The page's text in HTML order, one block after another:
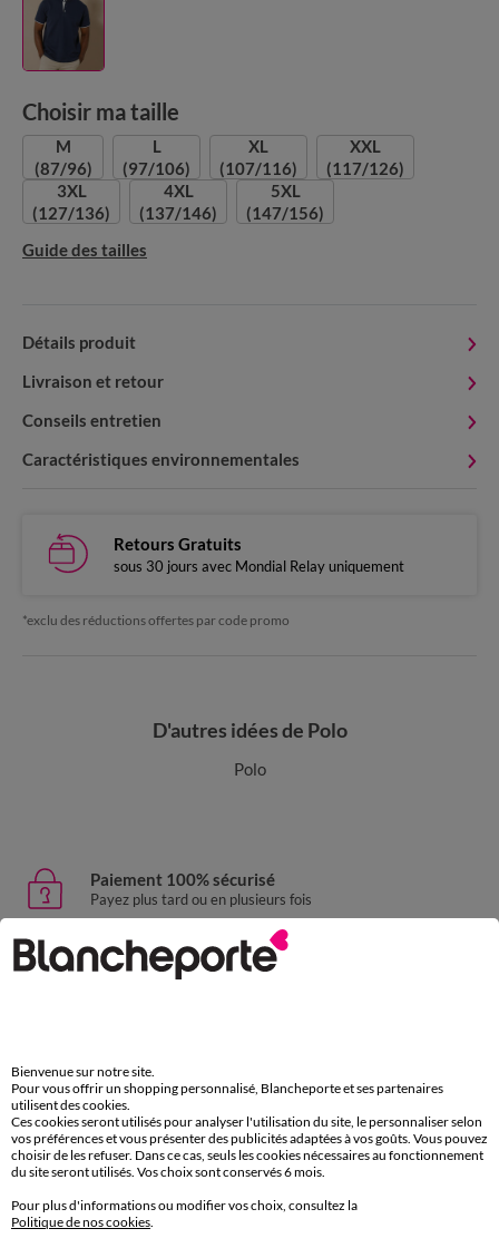
Choisir ma taille
M
(87/96)
L
(97/106)
XL
(107/116)
XXL
(117/126)
3XL
(127/136)
4XL
(137/146)
5XL
(147/156)
Guide des tailles
Détails produit
Livraison et retour
Conseils entretien
Caractéristiques environnementales
Retours Gratuits
sous 30 jours avec Mondial Relay uniquement
*exclu des réductions offertes par code promo
D'autres idées de Polo
Polo
Paiement 100% sécurisé
Payez plus tard ou en plusieurs fois
Livraison express
domicile, relais, consignes automatiques
Service clients
par chat et par téléphone
de 8h00 à 20h00 du lundi au samedi
Bienvenue sur notre site.
Pour vous offrir un shopping personnalisé, Blancheporte et ses partenaires
utilisent des cookies.
Ces cookies seront utilisés pour analyser l'utilisation du site, le personnaliser selon
vos préférences et vous présenter des publicités adaptées à vos goûts. Vous pouvez
choisir de les refuser. Dans ce cas, seuls les cookies nécessaires au fonctionnement
du site seront utilisés. Vos choix sont conservés 6 mois.
Pour plus d'informations ou modifier vos choix, consultez la
Politique de nos cookies